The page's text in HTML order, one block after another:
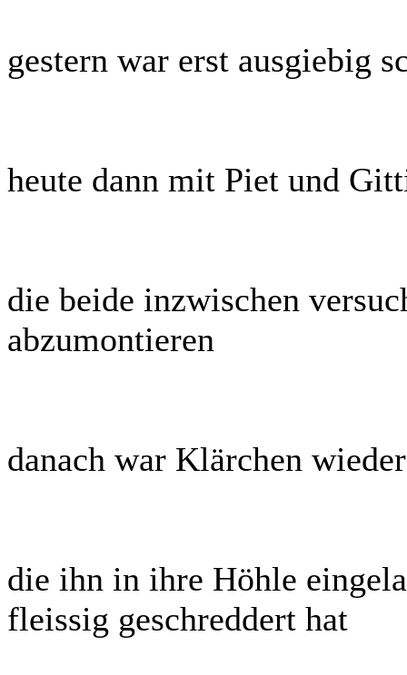
gestern war erst ausgiebig
heute dann mit Piet und
die beide inzwischen
abzumontieren
danach war Klärchen
die ihn in ihre Höhle
fleissig geschreddert hat